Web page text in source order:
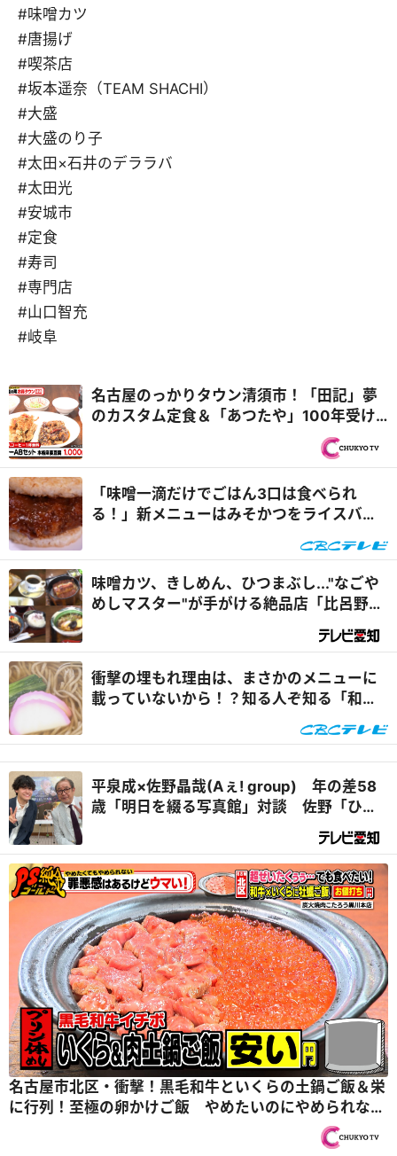
#味噌カツ
#唐揚げ
#喫茶店
#坂本遥奈（TEAM SHACHI）
#大盛
#大盛のり子
#太田×石井のデララバ
#太田光
#安城市
#定食
#寿司
#専門店
#山口智充
#岐阜
名古屋のっかりタウン清須市！「田記」夢
のカスタム定食＆「あつたや」100年受け
継ぐ味噌ダレでなごやめし『PS純金（ゴー
「味噌一滴だけでごはん3口は食べられ
る！」新メニューはみそかつをライスバー
ランキング」第1位は名古屋でお馴染みのあ
そこ！【後編】『太田×石井のデララバ』
味噌カツ、きしめん、ひつまぶし..."なごや
めしマスター"が手がける絶品店「比呂野」
衝撃の埋もれ理由は、まさかのメニューに
載っていないから！？知る人ぞ知る「和食
らそば【松】」って？『チャント！』
平泉成×佐野晶哉(Aぇ! group) 年の差58
歳「明日を綴る写真館」対談 佐野「ひつ
まぶしが大好き！」平泉「若いっていい
名古屋市北区・衝撃！黒毛和牛といくらの土鍋ご飯＆栄
に行列！至極の卵かけご飯 やめたいのにやめられない